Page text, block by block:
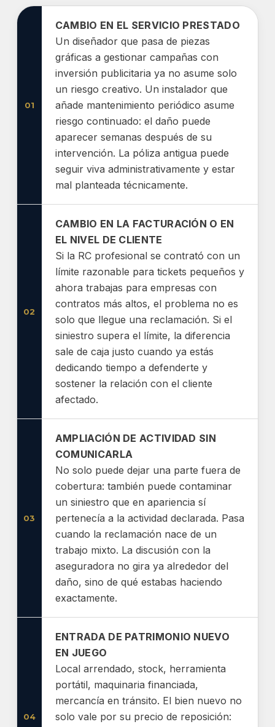
01
CAMBIO EN EL SERVICIO PRESTADO
Un diseñador que pasa de piezas
gráficas a gestionar campañas con
inversión publicitaria ya no asume solo
un riesgo creativo. Un instalador que
añade mantenimiento periódico asume
riesgo continuado: el daño puede
aparecer semanas después de su
intervención. La póliza antigua puede
seguir viva administrativamente y estar
mal planteada técnicamente.
02
CAMBIO EN LA FACTURACIÓN O EN
EL NIVEL DE CLIENTE
Si la RC profesional se contrató con un
límite razonable para tickets pequeños y
ahora trabajas para empresas con
contratos más altos, el problema no es
solo que llegue una reclamación. Si el
siniestro supera el límite, la diferencia
sale de caja justo cuando ya estás
dedicando tiempo a defenderte y
sostener la relación con el cliente
afectado.
03
AMPLIACIÓN DE ACTIVIDAD SIN
COMUNICARLA
No solo puede dejar una parte fuera de
cobertura: también puede contaminar
un siniestro que en apariencia sí
pertenecía a la actividad declarada. Pasa
cuando la reclamación nace de un
trabajo mixto. La discusión con la
aseguradora no gira ya alrededor del
daño, sino de qué estabas haciendo
exactamente.
04
ENTRADA DE PATRIMONIO NUEVO
EN JUEGO
Local arrendado, stock, herramienta
portátil, maquinaria financiada,
mercancía en tránsito. El bien nuevo no
solo vale por su precio de reposición: